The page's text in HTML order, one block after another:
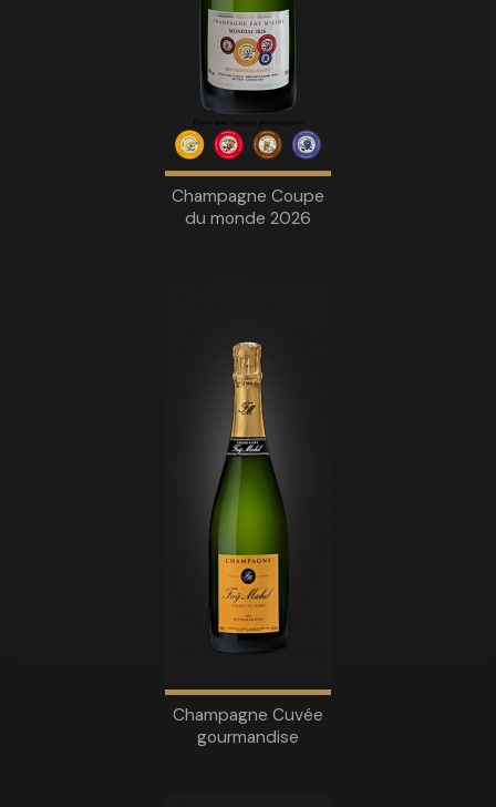
Champagne Coupe
du monde 2026
Champagne Cuvée
gourmandise